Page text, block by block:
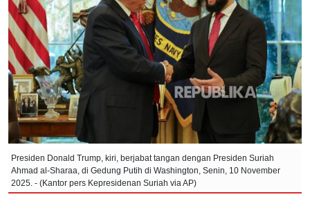
Presiden Donald Trump, kiri, berjabat tangan dengan Presiden Suriah
Ahmad al-Sharaa, di Gedung Putih di Washington, Senin, 10 November
2025. - (Kantor pers Kepresidenan Suriah via AP)